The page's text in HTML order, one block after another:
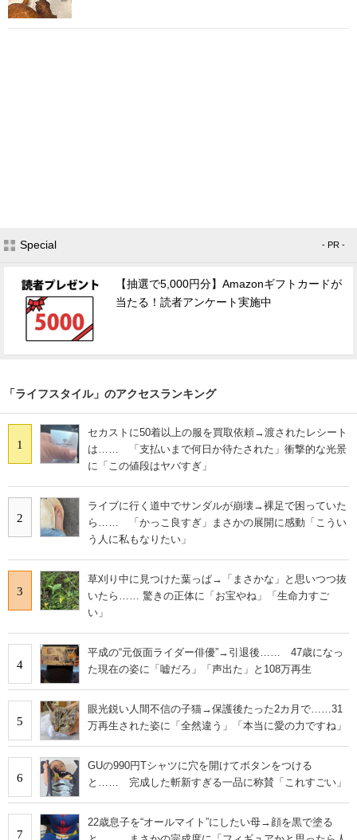
Special - PR -
【抽選で5,000円分】Amazonギフトカードが
当たる！読者アンケート実施中
「ライフスタイル」のアクセスランキング
1
セカストに50着以上の服を買取依頼→渡されたレシート
は…… 「支払いまで何日か待たされた」衝撃的な光景
に「この値段はヤバすぎ」
2
ライブに行く道中でサンダルが崩壊→裸足で困っていた
ら…… 「かっこ良すぎ」まさかの展開に感動「こうい
う人に私もなりたい」
3
草刈り中に見つけた葉っぱ→「まさかな」と思いつつ抜
いたら…… 驚きの正体に「お宝やね」「生命力すご
い」
4
平成の“元仮面ライダー俳優”→引退後…… 47歳になっ
た現在の姿に「嘘だろ」「声出た」と108万再生
5
眼光鋭い人間不信の子猫→保護後たった2カ月で……31
万再生された姿に「全然違う」「本当に愛の力ですね」
6
GUの990円Tシャツに穴を開けてボタンをつける
と…… 完成した斬新すぎる一品に称賛「これすごい」
7
22歳息子を“オールマイト”にしたい母→顔を黒で塗る